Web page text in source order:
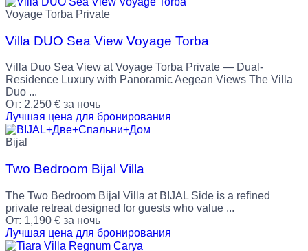
Voyage Torba Private
Villa DUO Sea View Voyage Torba
Villa Duo Sea View at Voyage Torba Private — Dual-
Residence Luxury with Panoramic Aegean Views The Villa
Duo ...
От: 2,250 € за ночь
Лучшая цена для бронирования
Bijal
Two Bedroom Bijal Villa
The Two Bedroom Bijal Villa at BIJAL Side is a refined
private retreat designed for guests who value ...
От: 1,190 € за ночь
Лучшая цена для бронирования